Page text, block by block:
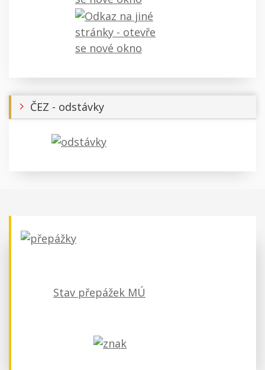
ČEZ - odstávky
Stav přepážek MÚ